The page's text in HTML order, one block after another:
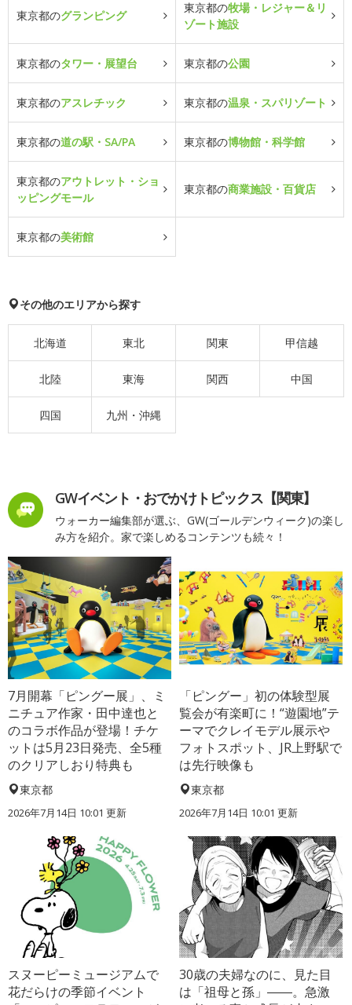
東京都のグランピング
東京都の牧場・レジャー＆リ
ゾート施設
東京都のタワー・展望台 東京都の公園
東京都のアスレチック 東京都の温泉・スパリゾート
東京都の道の駅・SA/PA 東京都の博物館・科学館
東京都のアウトレット・ショ
ッピングモール
東京都の商業施設・百貨店
東京都の美術館
その他のエリアから探す
北海道 東北 関東 甲信越
北陸 東海 関西 中国
四国 九州・沖縄
GWイベント・おでかけトピックス【関東】
ウォーカー編集部が選ぶ、GW(ゴールデンウィーク)の楽し
み方を紹介。家で楽しめるコンテンツも続々！
7月開幕「ピングー展」、ミ
ニチュア作家・田中達也と
のコラボ作品が登場！チケ
ットは5月23日発売、全5種
のクリアしおり特典も
東京都
2026年7月14日 10:01 更新
「ピングー」初の体験型展
覧会が有楽町に！“遊園地”テ
ーマでクレイモデル展示や
フォトスポット、JR上野駅で
は先行映像も
東京都
2026年7月14日 10:01 更新
スヌーピーミュージアムで
花だらけの季節イベント
30歳の夫婦なのに、見た目
は「祖母と孫」――。急激